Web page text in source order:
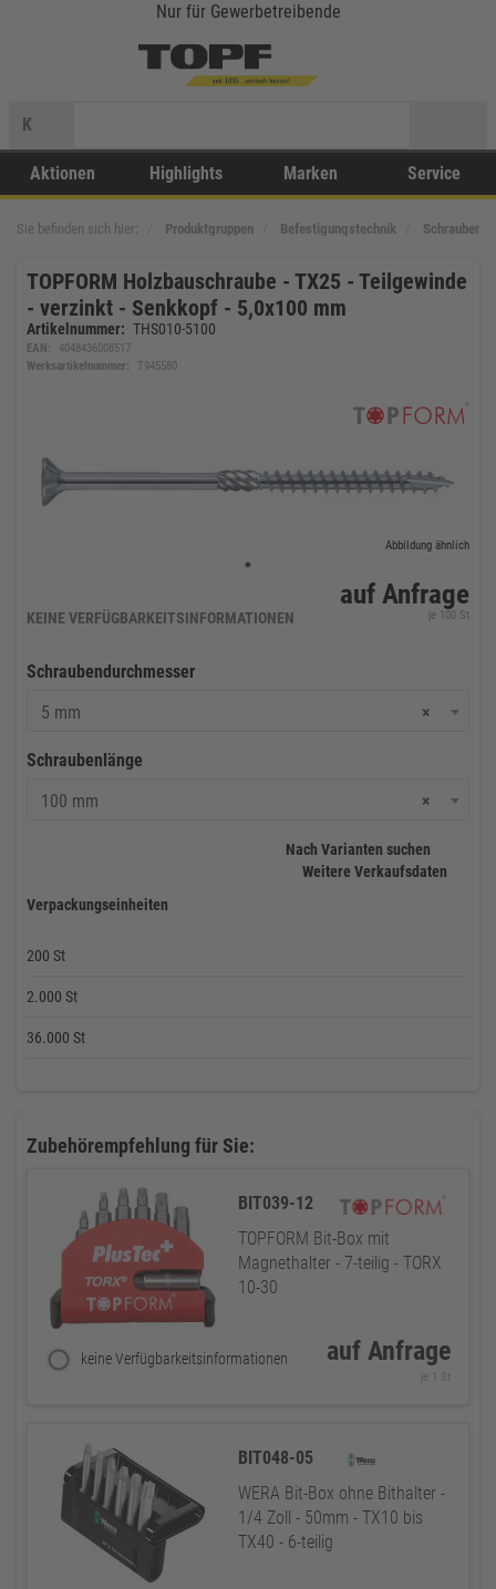
Nur für Gewerbetreibende
K
Aktionen Highlights Marken Service
Sie befinden sich hier: Produktgruppen Befestigungstechnik Schrauben
TOPFORM Holzbauschraube - TX25 - Teilgewinde
- verzinkt - Senkkopf - 5,0x100 mm
Artikelnummer: THS010-5100
EAN:
4048436008517
Werksartikelnummer:
T945580
Abbildung ähnlich
auf Anfrage
KEINE VERFÜGBARKEITSINFORMATIONEN je 100 St
Schraubendurchmesser
×
5 mm
Schraubenlänge
×
100 mm
Nach Varianten suchen
Weitere Verkaufsdaten
Verpackungseinheiten
200 St
2.000 St
36.000 St
Zubehörempfehlung für Sie:
BIT039-12
TOPFORM Bit-Box mit
Magnethalter - 7-teilig - TORX
10-30
keine Verfügbarkeitsinformationen auf Anfrage
je 1 St
BIT048-05
WERA Bit-Box ohne Bithalter -
1/4 Zoll - 50mm - TX10 bis
TX40 - 6-teilig